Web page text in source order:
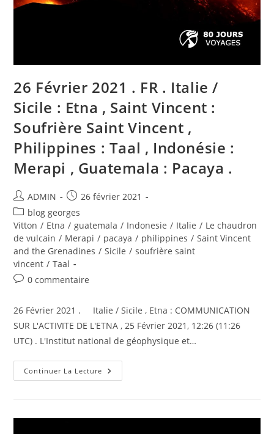
26 Février 2021 . FR . Italie /
Sicile : Etna , Saint Vincent :
Soufrière Saint Vincent ,
Philippines : Taal , Indonésie :
Merapi , Guatemala : Pacaya .
Auteur/autrice
de
la
publication :
ADMIN
Publication
publiée :
26 février 2021
Post
category:
blog georges
Vitton / Etna / guatemala / Indonesie / Italie / Le chaudron
de vulcain / Merapi / pacaya / philippines / Saint Vincent
and the Grenadines / Sicile / soufrière saint
vincent / Taal
Commentaires
la
publication :
0 commentaire
26 Février 2021 . Italie / Sicile , Etna : COMMUNICATION
SUR L'ACTIVITE DE L'ETNA , 25 Février 2021, 12:26 (11:26
UTC) . L'Institut national de géophysique et…
Continuer La Lecture 26
Février
Italie